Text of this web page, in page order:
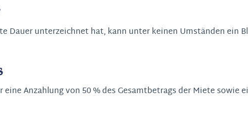
Dauer unterzeichnet hat, kann unter keinen Umständen ein
Anzahlung von 50 % des Gesamtbetrags der Miete sowie